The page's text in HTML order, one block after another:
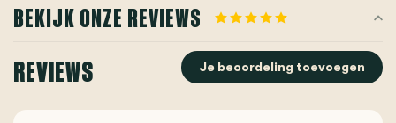
BEKIJK ONZE REVIEWS
REVIEWS Je beoordeling toevoegen